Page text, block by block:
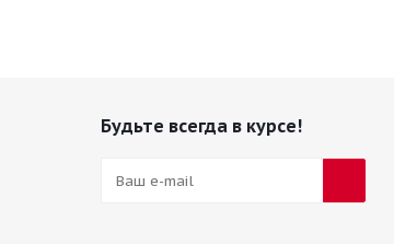
Будьте всегда в курсе!